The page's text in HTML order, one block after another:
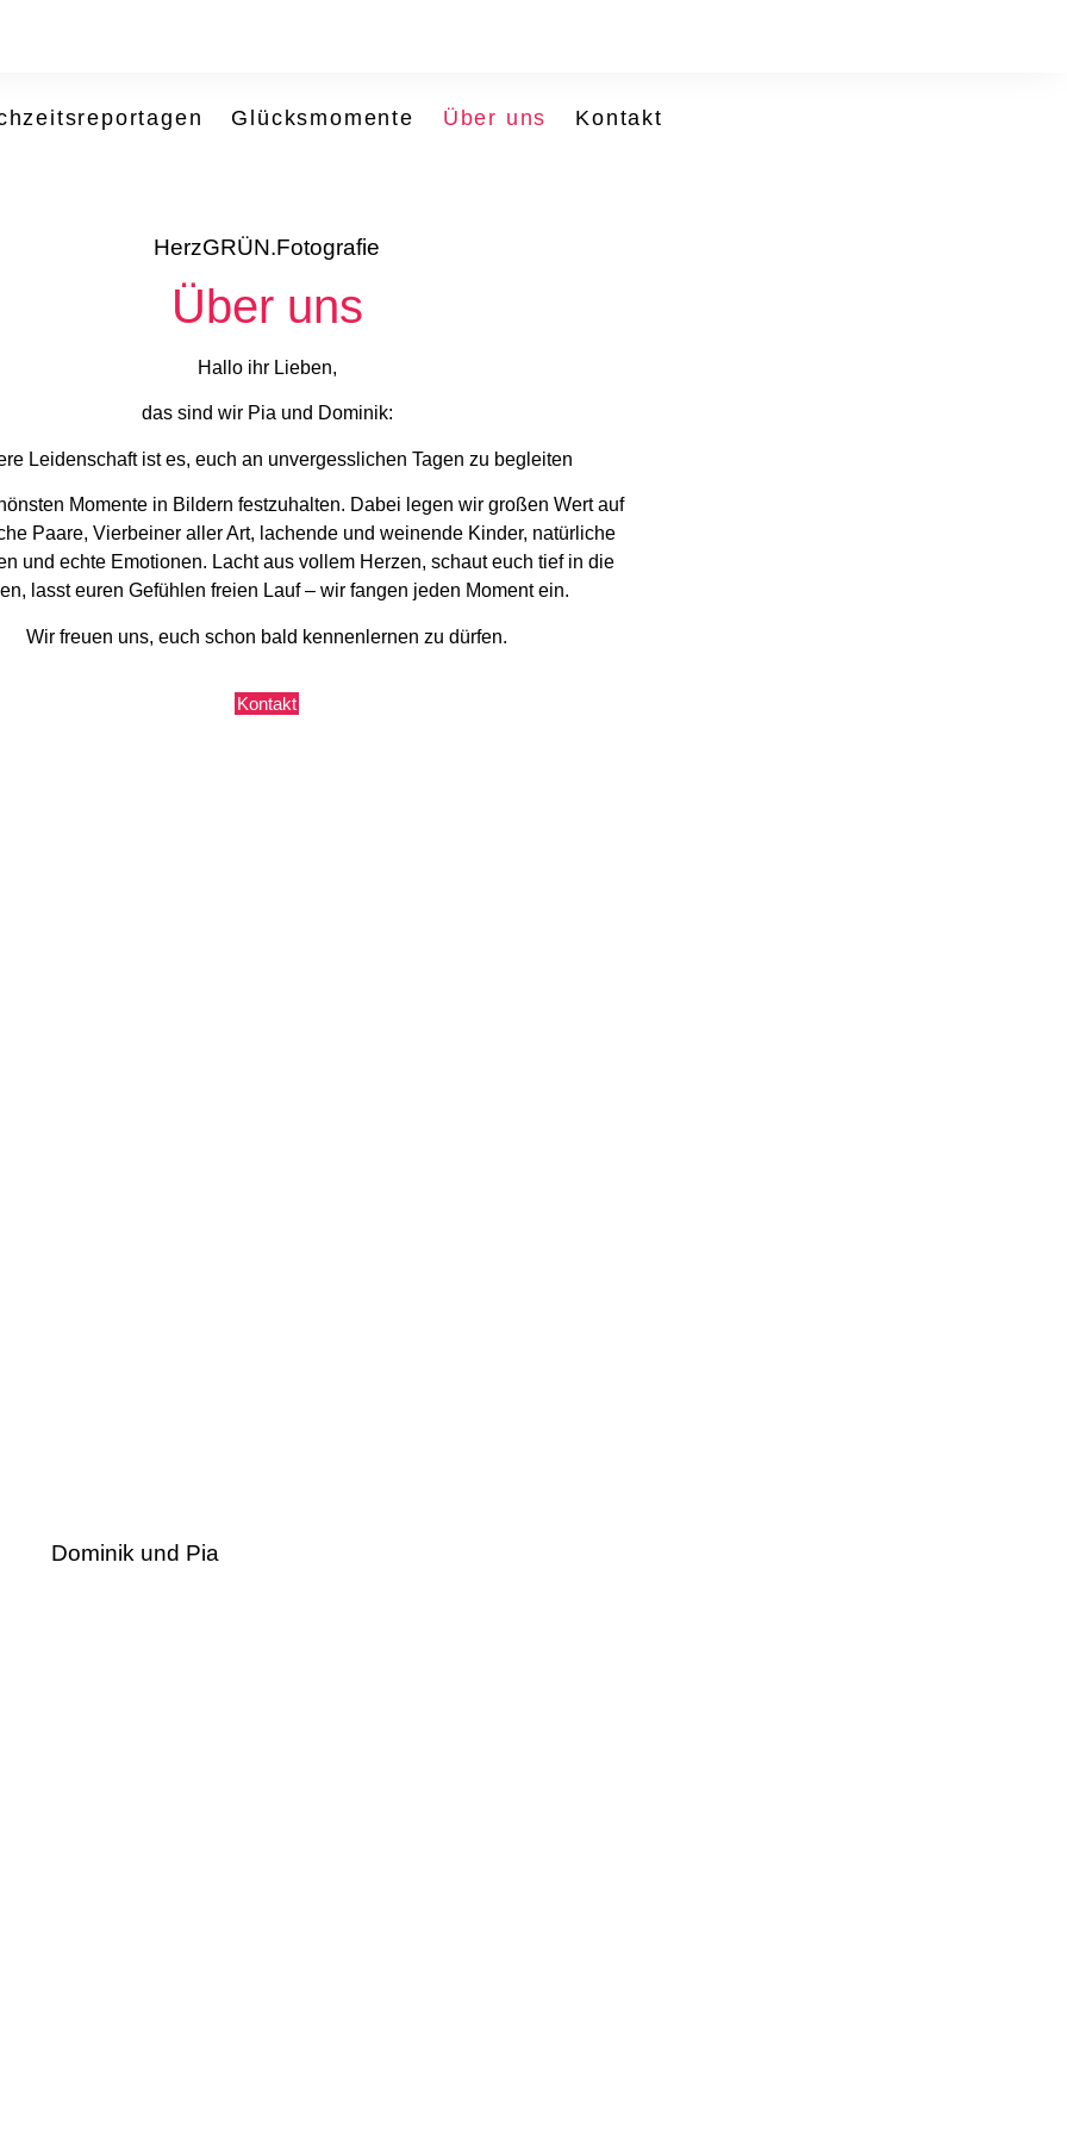
Glücksmomente Über uns Kontakt
HerzGRÜN.Fotografie
Dominik und Pia
Über uns
Hallo ihr Lieben,
das sind wir Pia und Dominik:
Leidenschaft ist es, euch an unvergesslichen Tagen zu begleiten
Momente in Bildern festzuhalten. Dabei legen wir großen Wert auf
Paare, Vierbeiner aller Art, lachende und weinende Kinder, natürliche
und echte Emotionen. Lacht aus vollem Herzen, schaut euch tief in die
lasst euren Gefühlen freien Lauf – wir fangen jeden Moment ein.
Wir freuen uns, euch schon bald kennenlernen zu dürfen.
Kontakt